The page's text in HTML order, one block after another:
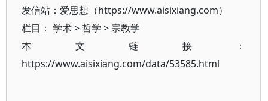
发信站：爱思想（https://www.aisixiang.com）
栏目： 学术>哲学 >宗教学
本文链接：
https://www.aisixiang.com/data/53585.html